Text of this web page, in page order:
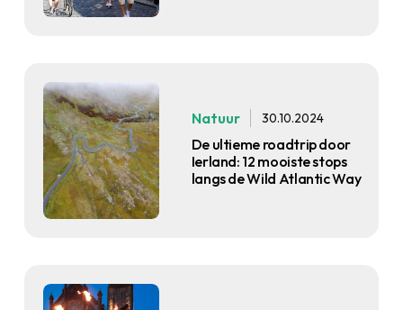
Natuur 30.10.2024
De ultieme roadtrip door
Ierland: 12 mooiste stops
langs de Wild Atlantic Way